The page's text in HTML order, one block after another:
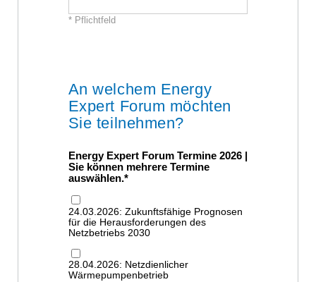
* Pflichtfeld
An welchem Energy
Expert Forum möchten
Sie teilnehmen?
Energy Expert Forum Termine 2026 |
Sie können mehrere Termine
auswählen.
24.03.2026: Zukunftsfähige Prognosen
für die Herausforderungen des
Netzbetriebs 2030
28.04.2026: Netzdienlicher
Wärmepumpenbetrieb